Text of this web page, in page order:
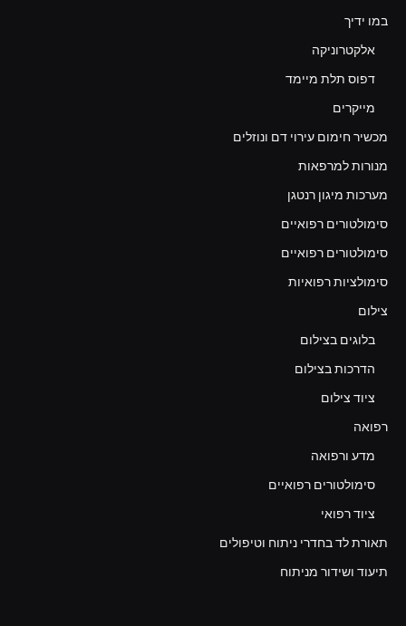
במו ידיך
אלקטרוניקה
דפוס תלת מיימד
מייקרים
מכשיר חימום עירוי דם ונוזלים
מנורות למרפאות
מערכות מיגון רנטגן
סימולטורים רפואיים
סימולטורים רפואיים
סימולציות רפואיות
צילום
בלוגים בצילום
הדרכות בצילום
ציוד צילום
רפואה
מדע ורפואה
סימולטורים רפואיים
ציוד רפואי
תאורת לד בחדרי ניתוח וטיפולים
תיעוד ושידור מניתוח